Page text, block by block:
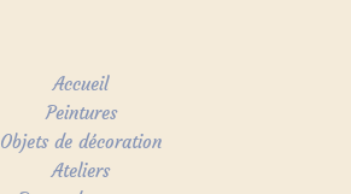
Accueil
Peintures
Objets de décoration
Ateliers